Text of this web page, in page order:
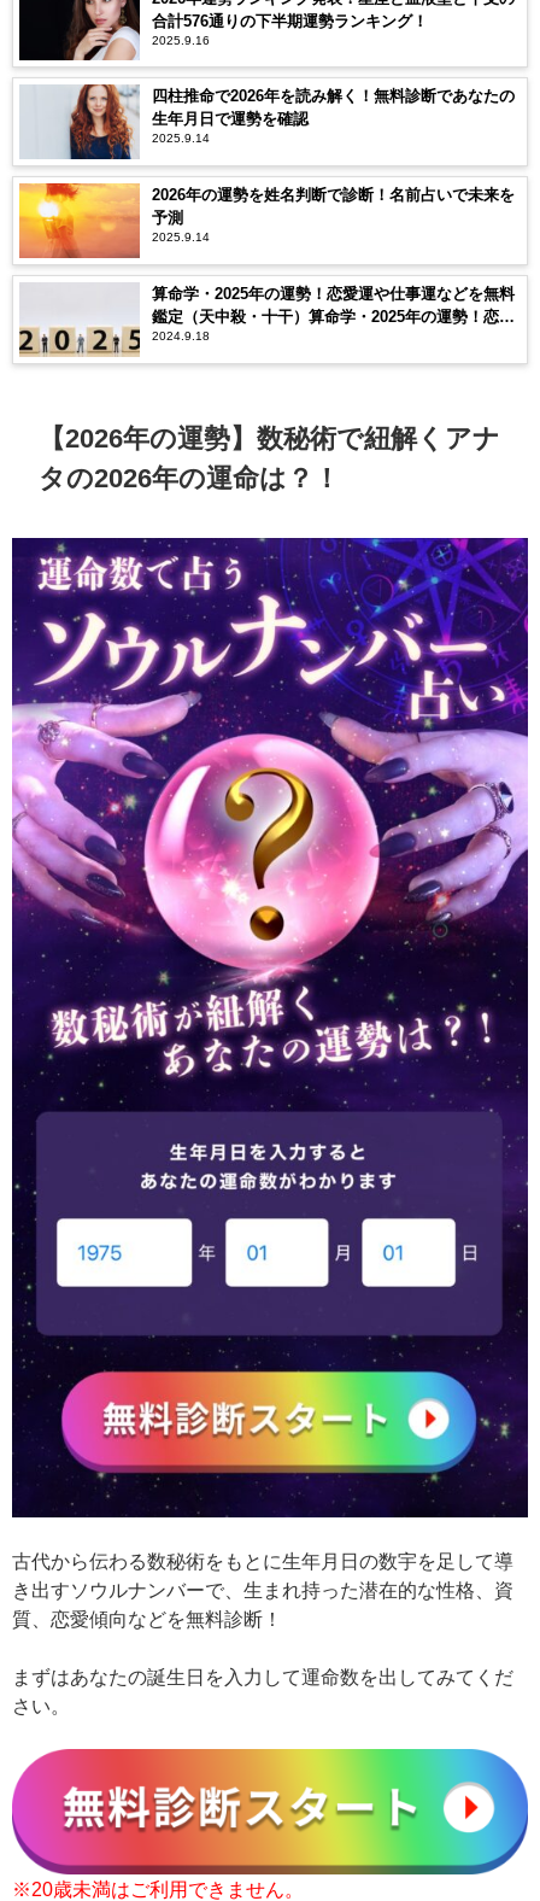
合計576通りの下半期運勢ランキング！
2025.9.16
四柱推命で2026年を読み解く！無料診断であなたの
生年月日で運勢を確認
2025.9.14
2026年の運勢を姓名判断で診断！名前占いで未来を
予測
2025.9.14
算命学・2025年の運勢！恋愛運や仕事運などを無料
鑑定（天中殺・十干）算命学・2025年の運勢！恋愛
運や仕事運などを無料鑑定（天中殺・十干）
2024.9.18
【2026年の運勢】数秘術で紐解くアナ
タの2026年の運命は？！
古代から伝わる数秘術をもとに生年月日の数宇を足して導
き出すソウルナンバーで、生まれ持った潜在的な性格、資
質、恋愛傾向などを無料診断！
まずはあなたの誕生日を入力して運命数を出してみてくだ
さい。
※20歳未満はご利用できません。